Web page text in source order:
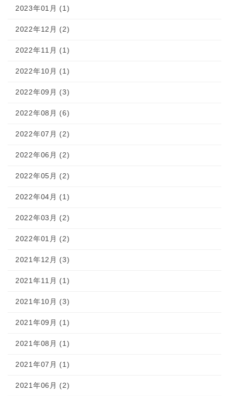
2023年01月 (1)
2022年12月 (2)
2022年11月 (1)
2022年10月 (1)
2022年09月 (3)
2022年08月 (6)
2022年07月 (2)
2022年06月 (2)
2022年05月 (2)
2022年04月 (1)
2022年03月 (2)
2022年01月 (2)
2021年12月 (3)
2021年11月 (1)
2021年10月 (3)
2021年09月 (1)
2021年08月 (1)
2021年07月 (1)
2021年06月 (2)